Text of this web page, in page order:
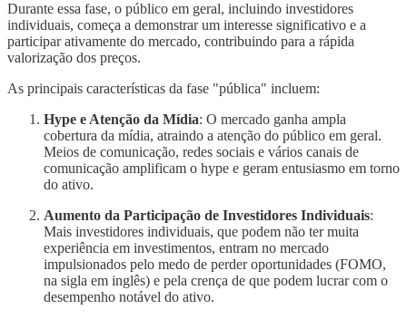
Durante essa fase, o público em geral, incluindo investidores
individuais, começa a demonstrar um interesse significativo e a
participar ativamente do mercado, contribuindo para a rápida
valorização dos preços.
As principais características da fase "pública" incluem:
Hype e Atenção da Mídia: O mercado ganha ampla
cobertura da mídia, atraindo a atenção do público em geral.
Meios de comunicação, redes sociais e vários canais de
comunicação amplificam o hype e geram entusiasmo em torno
do ativo.
Aumento da Participação de Investidores Individuais:
Mais investidores individuais, que podem não ter muita
experiência em investimentos, entram no mercado
impulsionados pelo medo de perder oportunidades (FOMO,
na sigla em inglês) e pela crença de que podem lucrar com o
desempenho notável do ativo.